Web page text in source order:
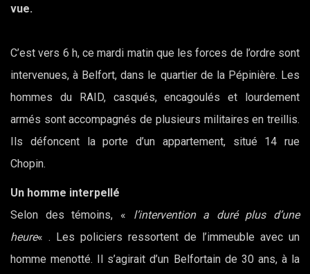
vue.
C’est vers 6 h, ce mardi matin que les forces de l’ordre sont
intervenues, à Belfort, dans le quartier de la Pépinière. Les
hommes du RAID, casqués, encagoulés et lourdement
armés sont accompagnés de plusieurs militaires en treillis.
Ils défoncent la porte d’un appartement, situé 14 rue
Chopin.
Un homme interpellé
Selon des témoins, « l’intervention a duré plus d’une
heure« . Les policiers ressortent de l’immeuble avec un
homme menotté. Il s’agirait d’un Belfortain de 30 ans, à la